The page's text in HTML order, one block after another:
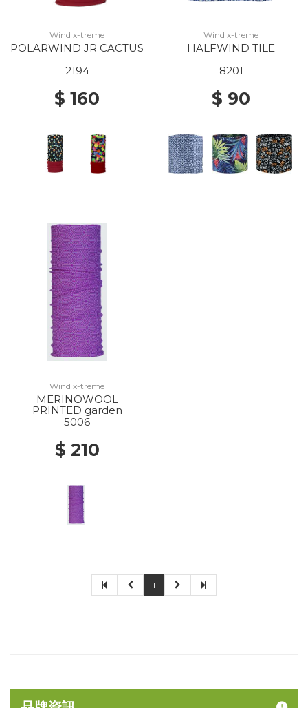
Wind x-treme
POLARWIND JR CACTUS
2194
$ 160
Wind x-treme
HALFWIND TILE
8201
$ 90
Wind x-treme
MERINOWOOL
PRINTED garden
5006
$ 210
1